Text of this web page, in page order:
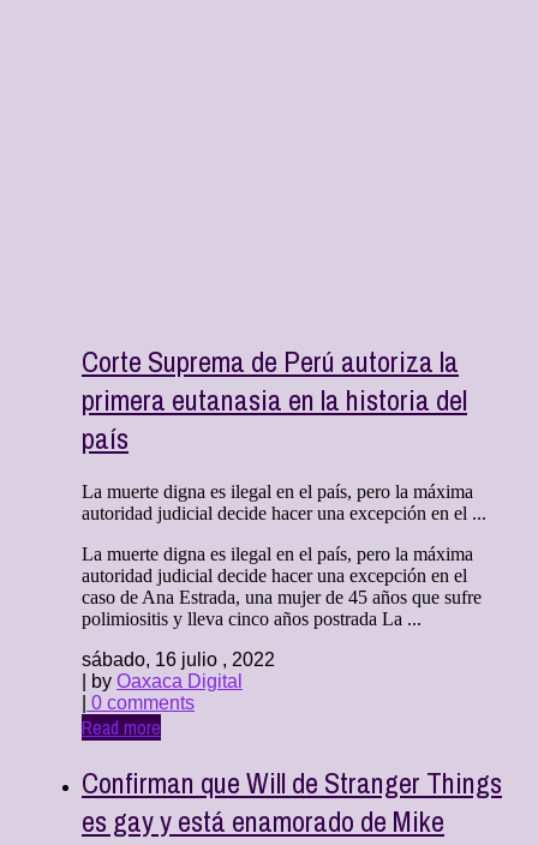
Corte Suprema de Perú autoriza la
primera eutanasia en la historia del
país
La muerte digna es ilegal en el país, pero la máxima
autoridad judicial decide hacer una excepción en el ...
La muerte digna es ilegal en el país, pero la máxima
autoridad judicial decide hacer una excepción en el
caso de Ana Estrada, una mujer de 45 años que sufre
polimiositis y lleva cinco años postrada La ...
sábado, 16 julio , 2022
| by Oaxaca Digital
0 comments
Read more
Confirman que Will de Stranger Things
es gay y está enamorado de Mike